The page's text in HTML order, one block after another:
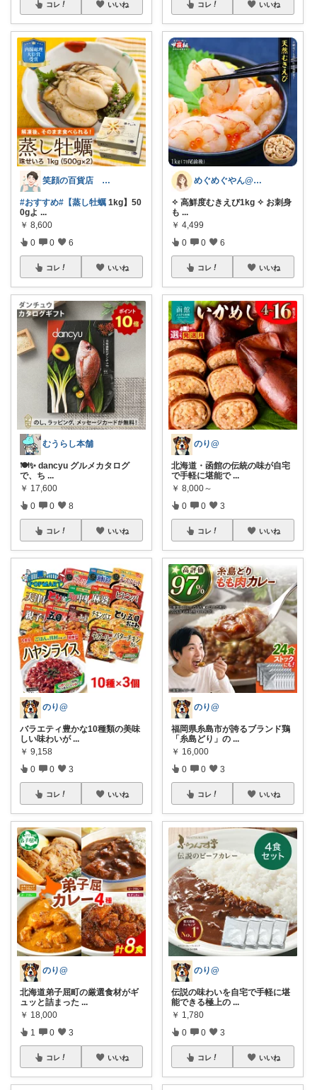
コレ いいね
笑顔の百貨店 ５０代からの楽しみ発見隊
#おすすめ#【蒸し牡蠣 1kg】50
0gよ ...
￥ 8,600
0 0 6
コレ いいね
むうらし本舗
🍽️✨ dancyu グルメカタログ
で、ち ...
￥ 17,600
0 0 8
コレ いいね
のり@
バラエティ豊かな10種類の美味
しい味わいが ...
￥ 9,158
0 0 3
コレ いいね
のり@
北海道弟子屈町の厳選食材がギ
ュッと詰まった ...
￥ 18,000
1 0 3
コレ いいね
コレ いいね
めぐめぐやん@2児ママ×ゆるっと暮らし
✧ 高鮮度むきえび1kg ✧ お刺身
も ...
￥ 4,499
0 0 6
コレ いいね
のり@
北海道・函館の伝統の味が自宅
で手軽に堪能で ...
￥ 8,000～
0 0 3
コレ いいね
のり@
福岡県糸島市が誇るブランド鶏
「糸島どり」の ...
￥ 16,000
0 0 3
コレ いいね
のり@
伝説の味わいを自宅で手軽に堪
能できる極上の ...
￥ 1,780
0 0 3
コレ いいね